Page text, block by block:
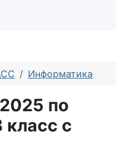
Информатика
по
с